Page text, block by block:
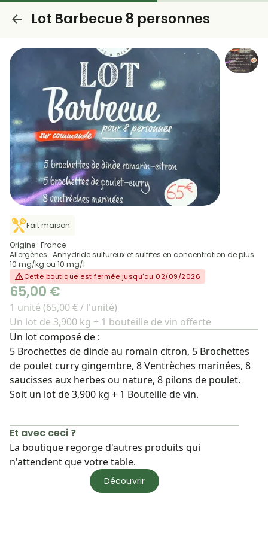
Lot Barbecue 8 personnes
Fait maison
Origine : France
Allergènes : Anhydride sulfureux et sulfites en concentration de plus
10 mg/kg ou 10 mg/l
Cette boutique est fermée jusqu'au 02/09/2026
65,00 €
1 unité (65,00 € / l'unité)
Un lot de 3,900 kg + 1 bouteille de vin offerte
Un lot composé de :
5 Brochettes de dinde au romain citron, 5 Brochettes
de poulet curry gingembre, 8 Ventrèches marinées, 8
saucisses aux herbes ou nature, 8 pilons de poulet.
Soit un lot de 3,900 kg + 1 Bouteille de vin.
Et avec ceci ?
La boutique regorge d'autres produits qui
n'attendent que votre table.
Découvrir